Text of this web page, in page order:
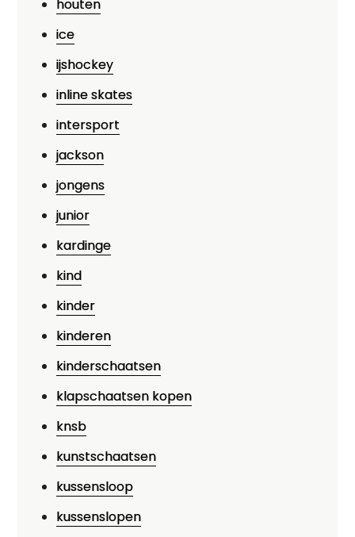
houten
ice
ijshockey
inline skates
intersport
jackson
jongens
junior
kardinge
kind
kinder
kinderen
kinderschaatsen
klapschaatsen kopen
knsb
kunstschaatsen
kussensloop
kussenslopen